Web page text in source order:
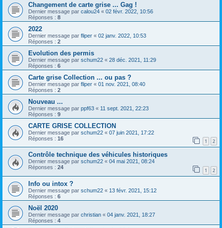
Changement de carte grise ... Gag !
Dernier message par calou24 « 02 févr. 2022, 10:56
Réponses : 8
2022
Dernier message par fliper « 02 janv. 2022, 10:53
Réponses : 2
Evolution des permis
Dernier message par schum22 « 28 déc. 2021, 11:29
Réponses : 6
Carte grise Collection ... ou pas ?
Dernier message par fliper « 01 nov. 2021, 08:40
Réponses : 2
Nouveau ...
Dernier message par ppf63 « 11 sept. 2021, 22:23
Réponses : 9
CARTE GRISE COLLECTION
Dernier message par schum22 « 07 juin 2021, 17:22
Réponses : 16 1 2
Contrôle technique des véhicules historiques
Dernier message par schum22 « 04 mai 2021, 08:24
Réponses : 24 1 2
Info ou intox ?
Dernier message par schum22 « 13 févr. 2021, 15:12
Réponses : 6
Noël 2020
Dernier message par christian « 04 janv. 2021, 18:27
Réponses : 4